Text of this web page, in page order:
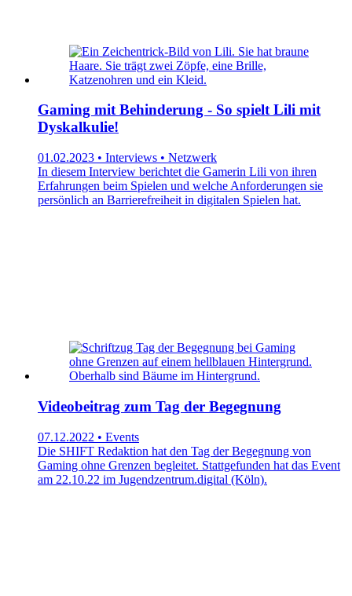
Gaming mit Behinderung - So spielt Lili mit
Dyskalkulie!
01.02.2023 • Interviews • Netzwerk
In diesem Interview berichtet die Gamerin Lili von ihren
Erfahrungen beim Spielen und welche Anforderungen sie
persönlich an Barrierefreiheit in digitalen Spielen hat.
Videobeitrag zum Tag der Begegnung
07.12.2022 • Events
Die SHIFT Redaktion hat den Tag der Begegnung von
Gaming ohne Grenzen begleitet. Stattgefunden hat das Event
am 22.10.22 im Jugendzentrum.digital (Köln).